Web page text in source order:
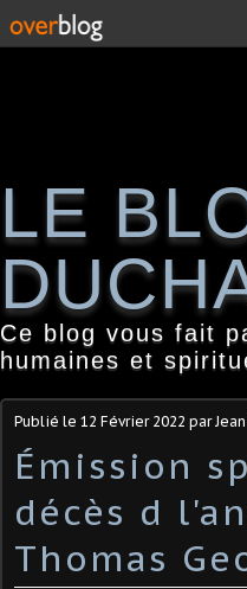
LE
Ce blog vous fait
humaines et
Publié le 12 Février 2022 par
Émission
décès d
Thomas